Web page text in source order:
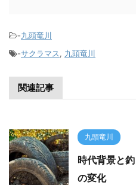
-九頭竜川
-サクラマス, 九頭竜川
関連記事
九頭竜川
時代背景と
の変化